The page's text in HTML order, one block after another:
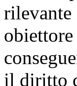
rilevante
il diritto